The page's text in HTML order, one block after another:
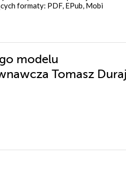
formaty: PDF, EPub, Mobi
modelu
Tomasz Duraj